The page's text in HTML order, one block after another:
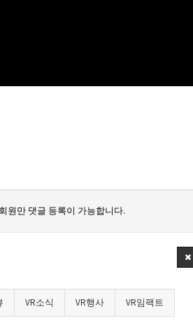
원만 댓글 등록이 가능합니다.
VR소식 VR행사 VR임팩트